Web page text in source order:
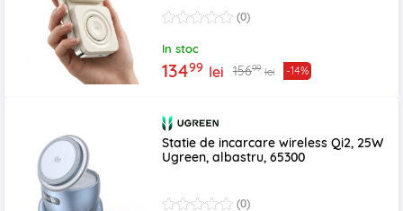
(0)
In stoc
13499 lei 15699 lei -14%
Statie de incarcare wireless Qi2, 25W
Ugreen, albastru, 65300
(0)